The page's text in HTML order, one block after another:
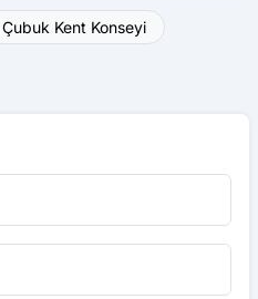
Çubuk Kent Konseyi